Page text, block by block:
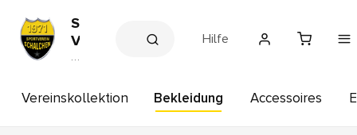
S
V
H
I
e
Hilfe
Vereinskollektion Bekleidung Accessoires